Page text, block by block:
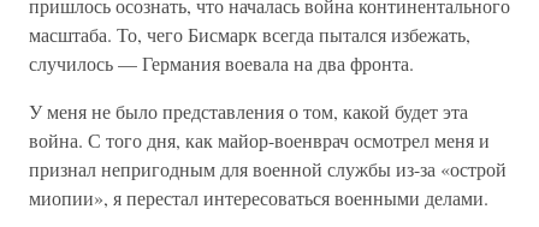
пришлось осознать, что началась война континентального
масштаба. То, чего Бисмарк всегда пытался избежать,
случилось — Германия воевала на два фронта.
У меня не было представления о том, какой будет эта
война. С того дня, как майор-военврач осмотрел меня и
признал непригодным для военной службы из-за «острой
миопии», я перестал интересоваться военными делами.